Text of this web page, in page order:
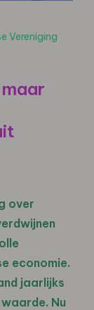
Vereniging
over
economie.
jaarlijks
Nu